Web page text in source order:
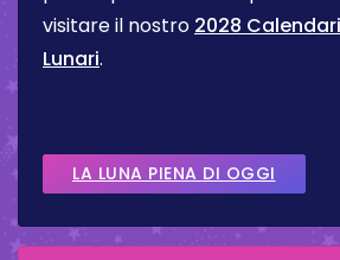
visitare il nostro 2028
Lunari.
LA LUNA PIENA DI OGGI